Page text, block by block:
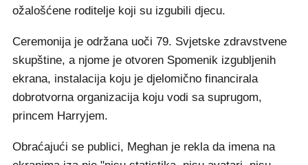
ožalošćene roditelje koji su izgubili djecu.
Ceremonija je održana uoči 79. Svjetske zdravstvene
skupštine, a njome je otvoren Spomenik izgubljenih
ekrana, instalacija koju je djelomično financirala
dobrotvorna organizacija koju vodi sa suprugom,
princem Harryjem.
Obraćajući se publici, Meghan je rekla da imena na